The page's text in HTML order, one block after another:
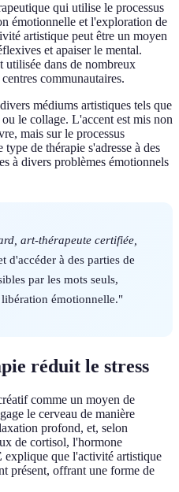
qui utilise le processus
émotionnelle et l'exploration de
artistique peut être un moyen
et apaiser le mental.
utilisée dans de nombreux
communautaires.
médiums artistiques tels que
le collage. L'accent est mis non
mais sur le processus
de thérapie s'adresse à des
à divers problèmes émotionnels
art-thérapeute certifiée,
d'accéder à des parties de
par les mots seuls,
émotionnelle."
réduit le stress
comme un moyen de
le cerveau de manière
profond, et, selon
de cortisol, l'hormone
explique que l'activité artistique
présent, offrant une forme de